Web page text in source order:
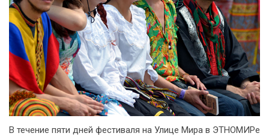
В течение пяти дней фестиваля на Улице Мира в ЭТНОМИРе